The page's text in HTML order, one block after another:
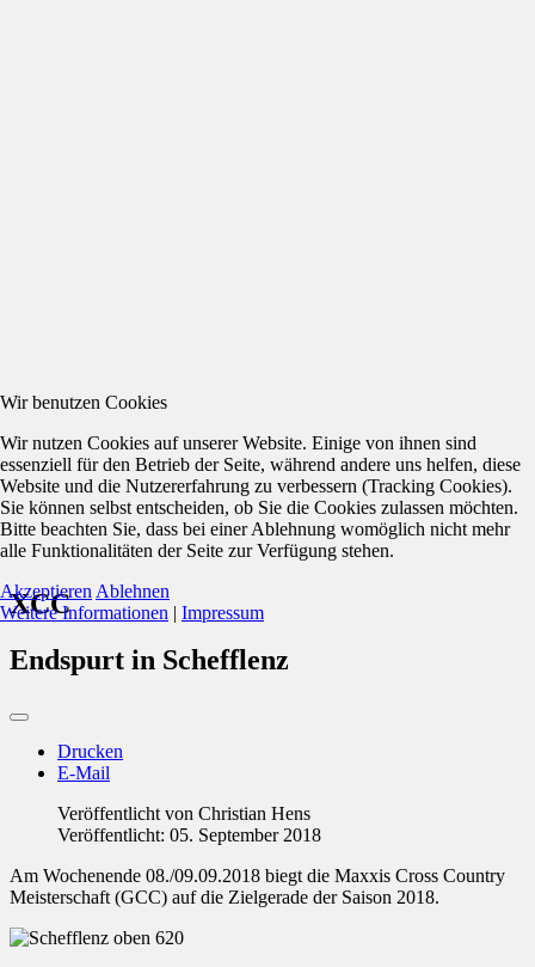
XCC
Endspurt in Schefflenz
Drucken
E-Mail
Veröffentlicht von Christian Hens
Veröffentlicht: 05. September 2018
Am Wochenende 08./09.09.2018 biegt die Maxxis Cross Country
Meisterschaft (GCC) auf die Zielgerade der Saison 2018.
Wir benutzen Cookies
Wir nutzen Cookies auf unserer Website. Einige von ihnen sind
essenziell für den Betrieb der Seite, während andere uns helfen, diese
Website und die Nutzererfahrung zu verbessern (Tracking Cookies).
Sie können selbst entscheiden, ob Sie die Cookies zulassen möchten.
Bitte beachten Sie, dass bei einer Ablehnung womöglich nicht mehr
alle Funktionalitäten der Seite zur Verfügung stehen.
Akzeptieren Ablehnen
Weitere Informationen | Impressum